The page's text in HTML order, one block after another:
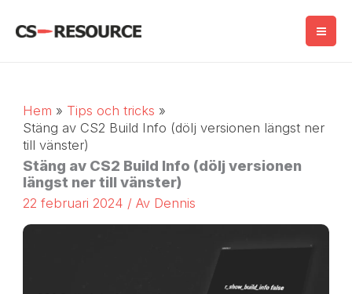
Hem
Tips och tricks
Stäng av CS2 Build Info (dölj versionen längst ner
till vänster)
Stäng av CS2 Build Info (dölj versionen
längst ner till vänster)
22 februari 2024 / Av Dennis